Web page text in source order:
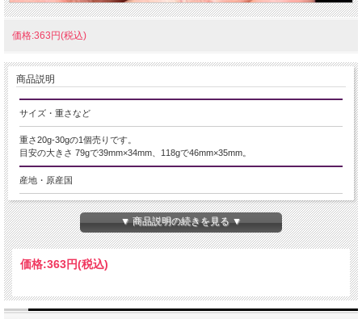
価格:363円(税込)
商品説明
サイズ・重さなど
重さ20g-30gの1個売りです。
目安の大きさ 79gで39mm×34mm、118gで46mm×35mm。
産地・原産国
ブラジル産
グレードなど
つやつや美品
ブラックトルマリン【電気石】結晶原石
▼ 商品説明の続きを見る ▼
価格:363円(税込)